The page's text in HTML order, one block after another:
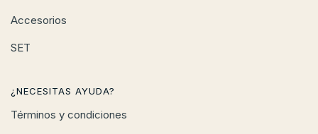
Accesorios
SET
¿NECESITAS AYUDA?
Términos y condiciones